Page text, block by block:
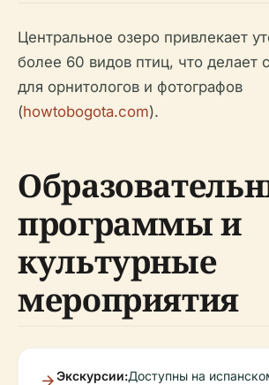
Центральное озеро привлекает
более 60 видов птиц, что
для орнитологов и фотографов
(howtobogota.com).
программы и
культурные
мероприятия
Экскурсии:Доступны на